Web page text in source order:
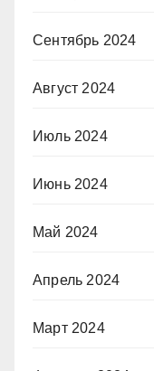
Сентябрь 2024
Август 2024
Июль 2024
Июнь 2024
Май 2024
Апрель 2024
Март 2024